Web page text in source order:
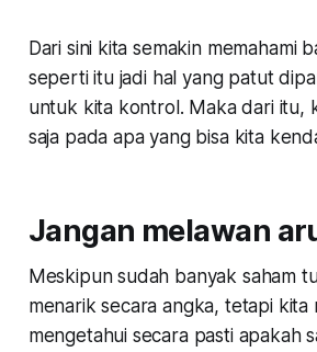
Dari sini kita semakin memahami
seperti itu jadi hal yang patut
untuk kita kontrol. Maka dari itu,
saja pada apa yang bisa kita
Jangan melawan
Meskipun sudah banyak saham
menarik secara angka, tetapi kita
mengetahui secara pasti apakah